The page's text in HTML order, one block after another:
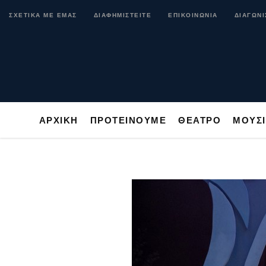
ΣΧΕΤΙΚΑ ΜΕ ΕΜΑΣ ΔΙΑΦΗΜΙΣΤΕΙΤΕ ΕΠΙΚΟΙΝΩΝΙΑ
ΑΡΧΙΚΗ ΠΡΟΤΕΙΝΟΥΜΕ ΘΕΑΤΡΟ
ΑΡΧΙΚΗ ΠΡΟΤΕΙΝΟΥΜΕ ΘΕΑΤΡΟ